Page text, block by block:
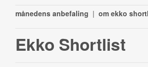
månedens anbefaling | om ekko
Ekko Shortlist